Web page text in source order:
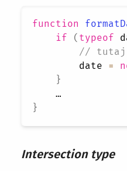
function
if
( typeof
// tutaj
        date
=
}
}
Intersection type